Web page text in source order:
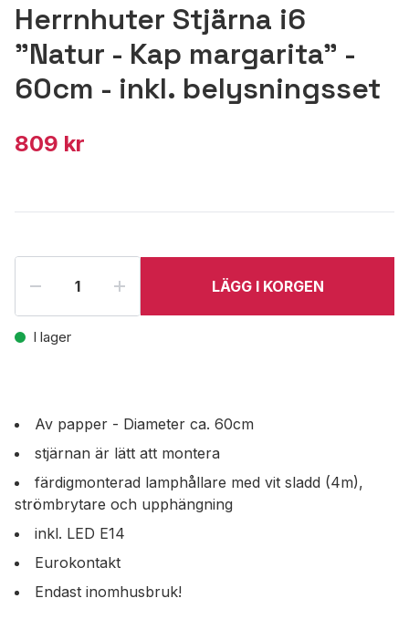
Herrnhuter Stjärna i6
"Natur - Kap margarita" -
60cm - inkl. belysningsset
809 kr
LÄGG I KORGEN
I lager
Av papper - Diameter ca. 60cm
stjärnan är lätt att montera
färdigmonterad lamphållare med vit sladd (4m),
strömbrytare och upphängning
inkl. LED E14
Eurokontakt
Endast inomhusbruk!